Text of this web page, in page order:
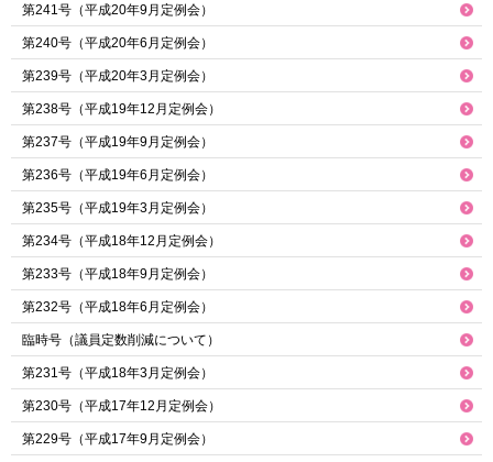
第241号（平成20年9月定例会）
第240号（平成20年6月定例会）
第239号（平成20年3月定例会）
第238号（平成19年12月定例会）
第237号（平成19年9月定例会）
第236号（平成19年6月定例会）
第235号（平成19年3月定例会）
第234号（平成18年12月定例会）
第233号（平成18年9月定例会）
第232号（平成18年6月定例会）
臨時号（議員定数削減について）
第231号（平成18年3月定例会）
第230号（平成17年12月定例会）
第229号（平成17年9月定例会）